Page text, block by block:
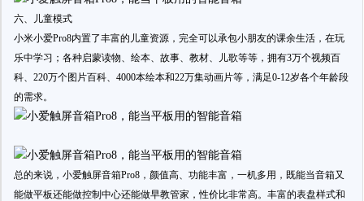
六、儿童模式
小米小爱Pro8内置了丰富的儿童资源，完全可以承包小朋友的课余生活，在玩
乐中学习；各种启蒙读物、绘本、故事、教材、儿歌等等，拥有3万个视频百
科、220万个图片百科、4000本绘本和22万集动画片等，满足0-12岁各个年龄段
的需求。
总的来说，小爱触屏音箱Pro8，颜值高、功能丰富，一机多用，既能当音箱又
能做平板还能做控制中心还能做早教管家，性价比非常高。丰富的表盘样式和